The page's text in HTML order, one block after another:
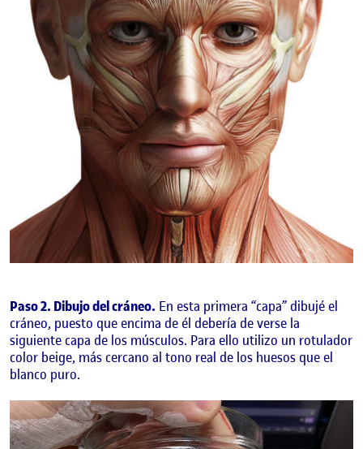
Paso 2. Dibujo del cráneo. En esta primera “capa” dibujé el
cráneo, puesto que encima de él debería de verse la
siguiente capa de los músculos. Para ello utilizo un rotulador
color beige, más cercano al tono real de los huesos que el
blanco puro.